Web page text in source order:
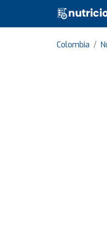
Colombia